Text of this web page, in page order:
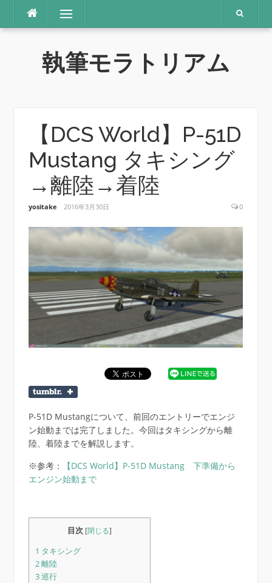
テ
メニュー
執筆モラトリアム
【DCS World】P-51D
Mustang タキシング
→離陸→着陸
yositake 2016年3月30日 0
P-51D Mustangについて、前回のエントリーでエンジ
ン始動までは完了しました。今回はタキシングから離
陸、着陸までを解説します。
※参考：
【DCS World】P-51D Mustang 下準備から
エンジン始動まで
目次 [閉じる]
1 タキシング
2離陸
3巡行